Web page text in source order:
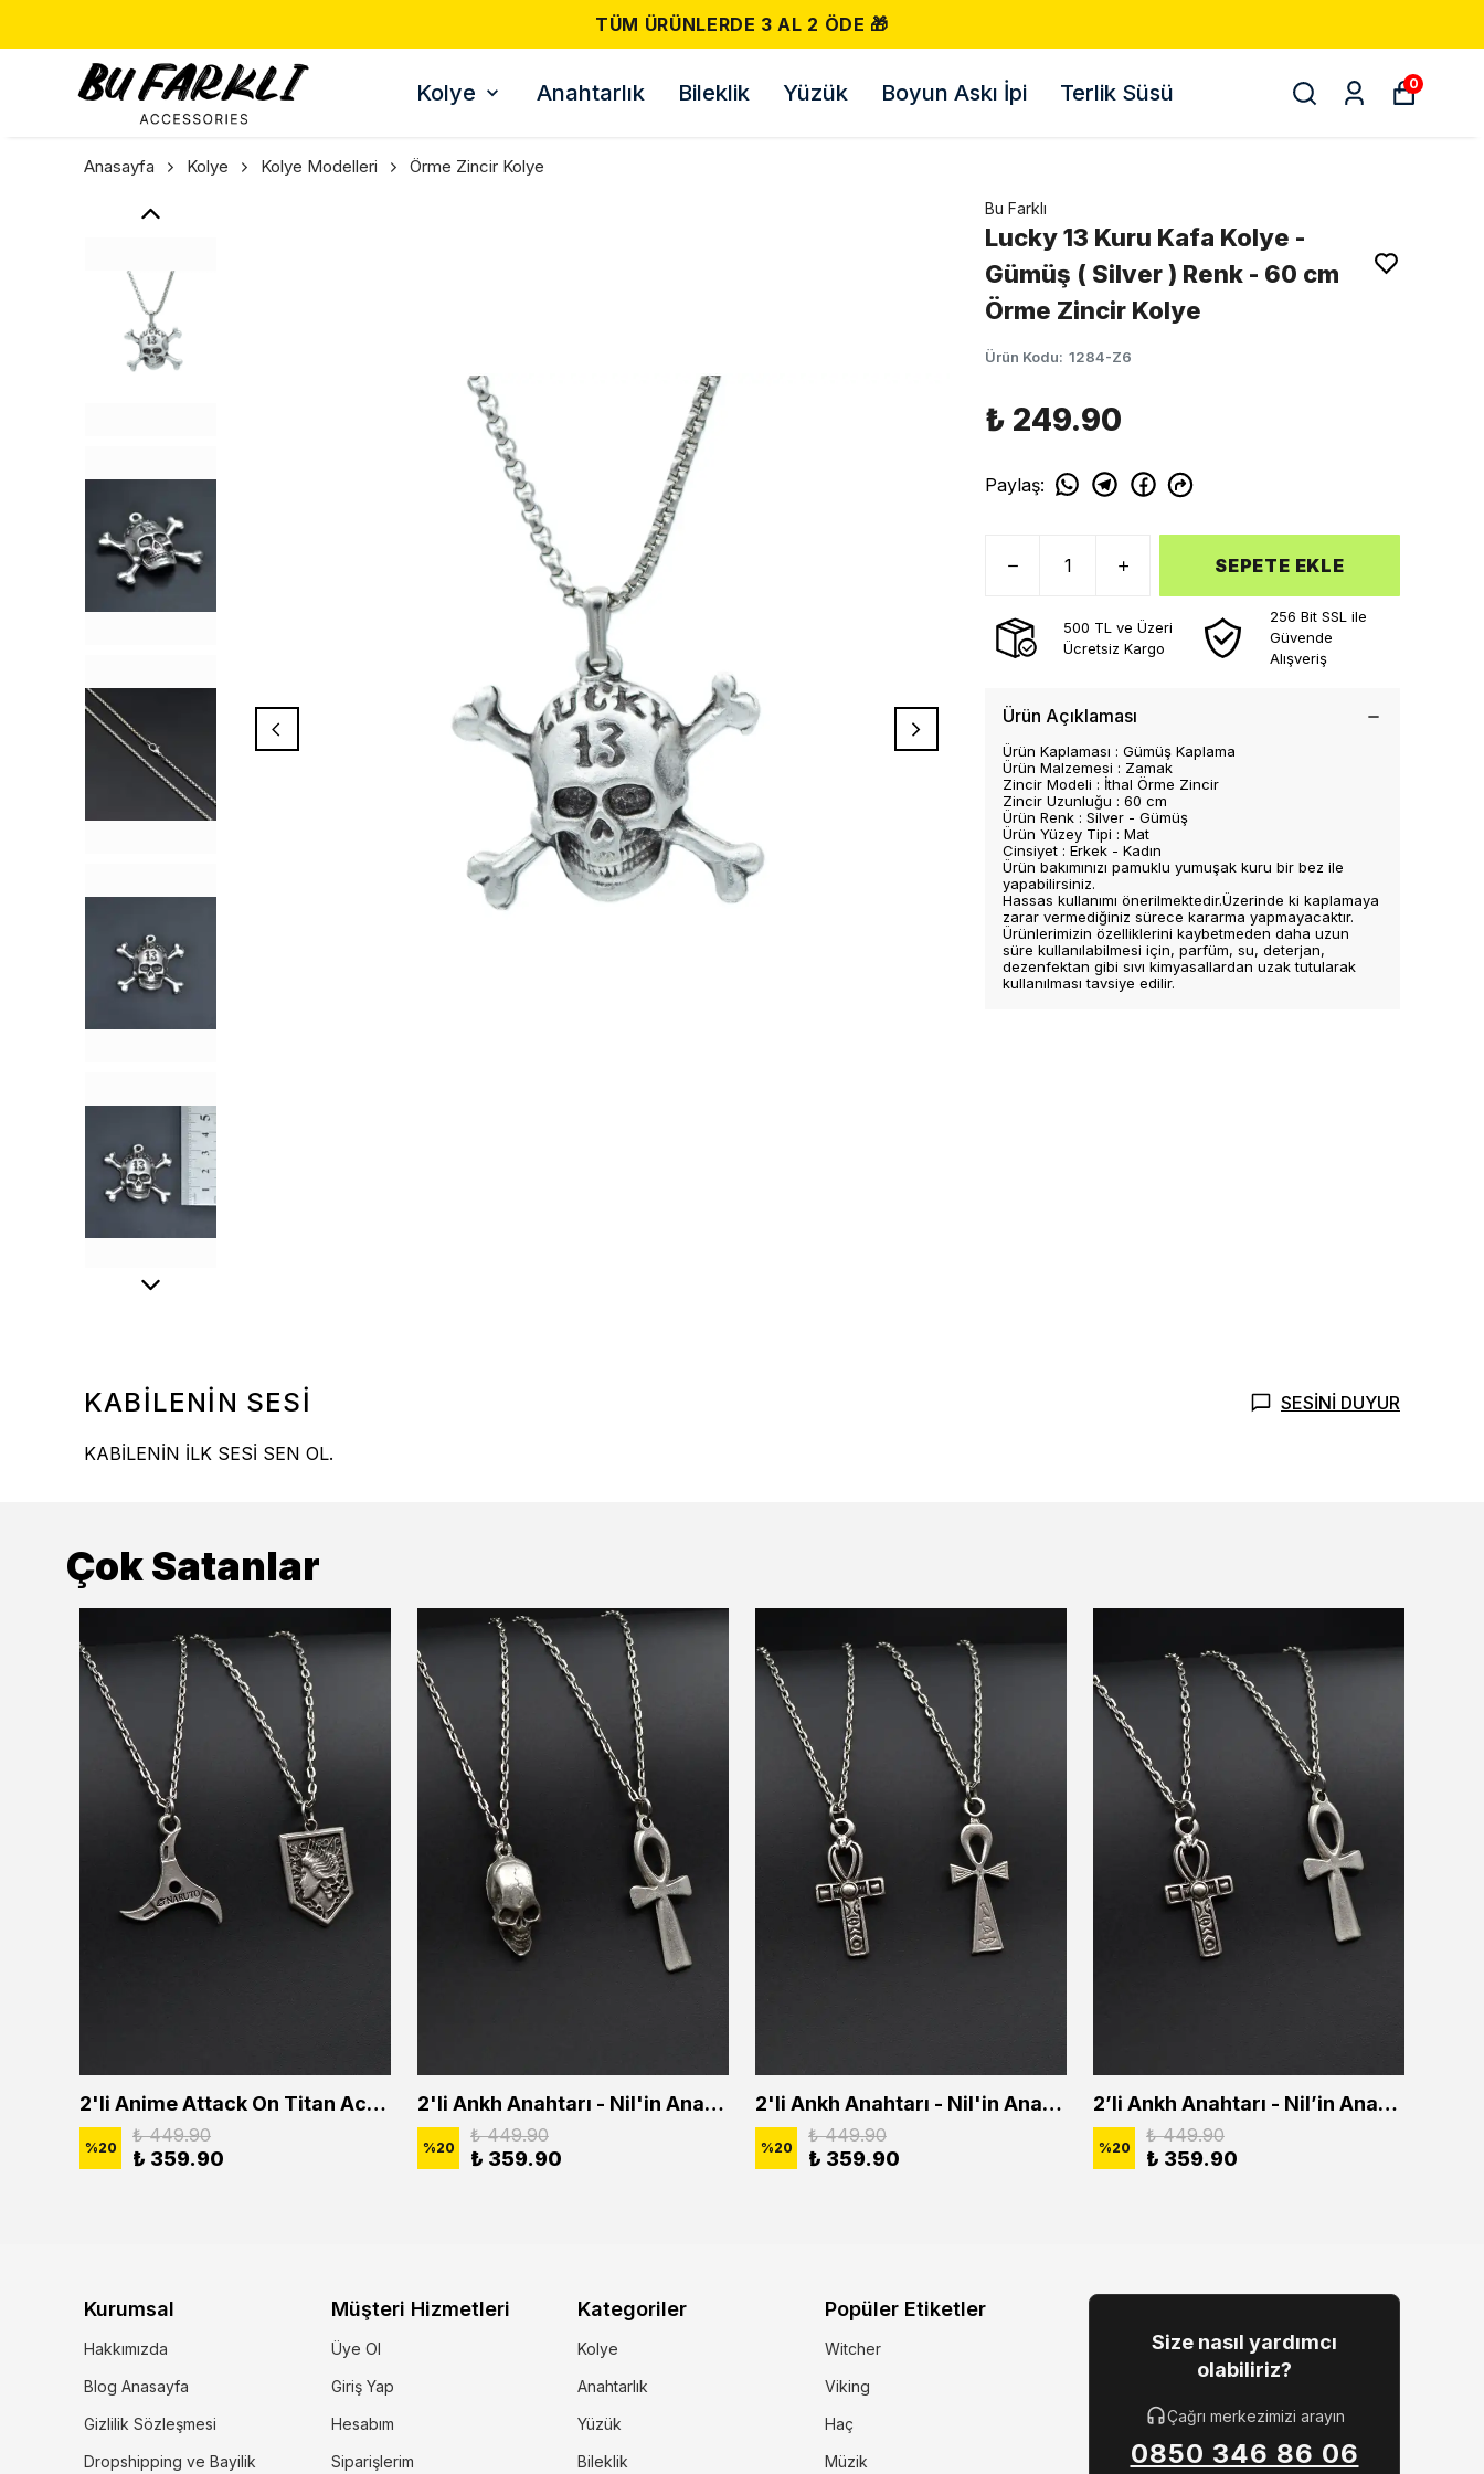
500 TL VE ÜZERI ÜCRETSIZ KARGO! 📦
Kolye Anahtarlık Bileklik Yüzük Boyun Askı İpi Terlik Süsü 0
Anasayfa Kolye Kolye Modelleri Örme Zincir Kolye
Bu Farklı
Lucky 13 Kuru Kafa Kolye -
Gümüş ( Silver ) Renk - 60 cm
Örme Zincir Kolye
Ürün Kodu: 1284-Z6
₺ 249.90
Paylaş:
SEPETE EKLE
500 TL ve Üzeri
Ücretsiz Kargo
256 Bit SSL ile
Güvende
Alışveriş
Ürün Açıklaması
Ürün Kaplaması : Gümüş Kaplama
Ürün Malzemesi : Zamak
Zincir Modeli : İthal Örme Zincir
Zincir Uzunluğu : 60 cm
Ürün Renk : Silver - Gümüş
Ürün Yüzey Tipi : Mat
Cinsiyet : Erkek - Kadın
Ürün bakımınızı pamuklu yumuşak kuru bir bez ile
yapabilirsiniz.
Hassas kullanımı önerilmektedir.Üzerinde ki kaplamaya
zarar vermediğiniz sürece kararma yapmayacaktır.
Ürünlerimizin özelliklerini kaybetmeden daha uzun
süre kullanılabilmesi için, parfüm, su, deterjan,
dezenfektan gibi sıvı kimyasallardan uzak tutularak
kullanılması tavsiye edilir.
KABİLENİN SESİ SESİNİ DUYUR
KABİLENİN İLK SESİ SEN OL.
Çok Satanlar
2'li Anime Attack On Titan Acrylic Maria Anime Naruto Erkek Kadın Kolye Seti
%20
₺ 449.90
₺ 359.90
2'li Ankh Anahtarı - Nil'in Anahtarı - Kuru Kafa Erkek Kadın Kolye Seti
%20
₺ 449.90
₺ 359.90
2'li Ankh Anahtarı - Nil'in Anahtarı Erkek Kadın Kolye Seti
%20
₺ 449.90
₺ 359.90
2’li Ankh Anahtarı - Nil’in Anahtarı Erkek Kadın Kolye Seti
%20
₺ 449.90
₺ 359.90
Kurumsal
Hakkımızda
Blog Anasayfa
Gizlilik Sözleşmesi
Dropshipping ve Bayilik
Müşteri Hizmetleri
Üye Ol
Giriş Yap
Hesabım
Siparişlerim
Kategoriler
Kolye
Anahtarlık
Yüzük
Bileklik
Popüler Etiketler
Witcher
Viking
Haç
Müzik
Size nasıl yardımcı
olabiliriz?
Çağrı merkezimizi arayın
0850 346 86 06